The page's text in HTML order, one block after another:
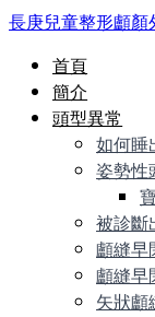
長庚兒童整形顱顏
首頁
簡介
頭型異常
如何睡
姿勢性
被診斷
顱縫早
顱縫早
矢狀顱